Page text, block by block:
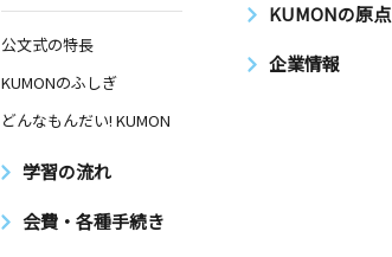
公文式の特長
KUMONのふしぎ
どんなもんだい! KUMON
学習の流れ
会費・各種手続き
KUMONの原点
企業情報